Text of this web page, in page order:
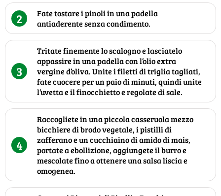
2
Fate tostare i pinoli in una padella
antiaderente senza condimento.
3
Tritate finemente lo scalogno e lasciatelo
appassire in una padella con l’olio extra
vergine d’oliva. Unite i filetti di triglia tagliati,
fate cuocere per un paio di minuti, quindi unite
l’uvetta e il finocchietto e regolate di sale.
4
Raccogliete in una piccola casseruola mezzo
bicchiere di brodo vegetale, i pistilli di
zafferano e un cucchiaino di amido di mais,
portate a ebollizione, aggiungete il burro e
mescolate fino a ottenere una salsa liscia e
omogenea.